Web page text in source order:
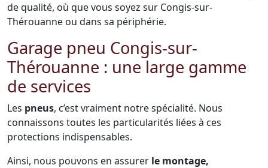
de qualité, où que vous soyez sur Congis-sur-
Thérouanne ou dans sa périphérie.
Garage pneu Congis-sur-
Thérouanne : une large gamme
de services
Les pneus, c’est vraiment notre spécialité. Nous
connaissons toutes les particularités liées à ces
protections indispensables.
Ainsi, nous pouvons en assurer le montage,